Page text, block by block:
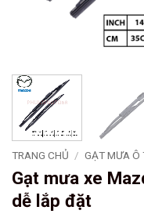
TRANG CHỦ / GẠT MƯA Ô
Gạt mưa xe
dễ lắp đặt